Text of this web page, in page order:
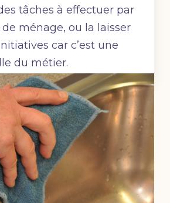
tâches à effectuer par
ménage, ou la laisser
car c’est une
du métier.